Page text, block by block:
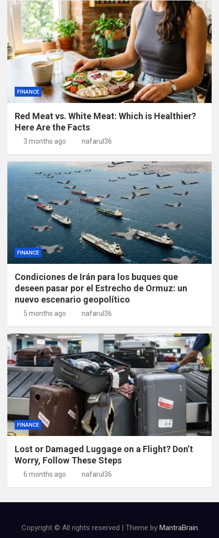
FINANCE
Red Meat vs. White Meat: Which is Healthier?
Here Are the Facts
3 months ago nafarul36
FINANCE
Condiciones de Irán para los buques que
deseen pasar por el Estrecho de Ormuz: un
nuevo escenario geopolítico
5 months ago nafarul36
FINANCE
Lost or Damaged Luggage on a Flight? Don’t
Worry, Follow These Steps
6 months ago nafarul36
Copyright © All rights reserved | Theme by MantraBrain